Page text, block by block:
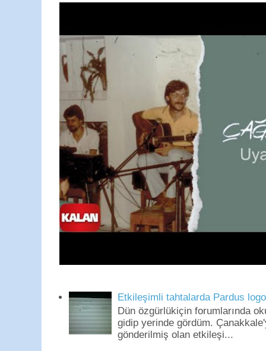
Etkileşimli tahtalarda Pardus
Dün özgürlükiçin forumlarında
gidip yerinde gördüm.
gönderilmiş olan etkileşi...